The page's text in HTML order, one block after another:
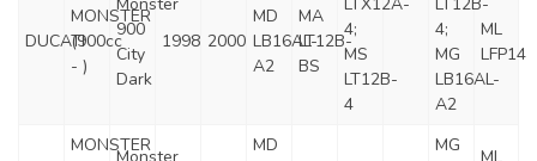
DUCATI
MONSTER
(900cc
- )
Monster
900
City
Dark
1998 2000
MD
LB16AL-
A2
MA
LT12B-
BS
LTX12A-
4;
MS
LT12B-
4
LT12B-
4;
MG
LB16AL-
A2
ML
LFP14
MONSTER
MD
MG